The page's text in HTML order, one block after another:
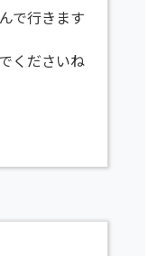
で行きます
くださいね